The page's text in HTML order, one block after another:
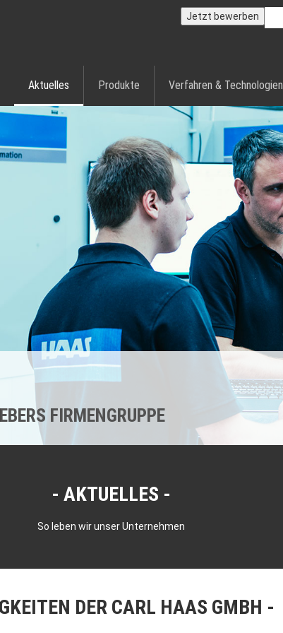
Jetzt bewerben
Aktuelles Produkte Verfahren & Technologien
FIRMENGRUPPE
AKTUELLES
So leben wir unser Unternehmen
DER CARL HAAS GMBH